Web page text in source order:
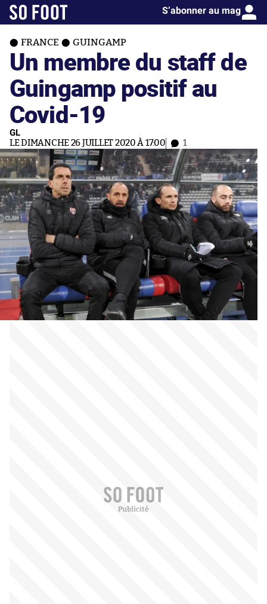
S’abonner au mag
FRANCE GUINGAMP
Un membre du staff de
Guingamp positif au
Covid-19
GL
LE DIMANCHE 26 JUILLET 2020 À 17:00 1